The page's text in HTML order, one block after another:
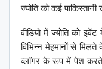
ज्योति को कई
वीडियो में ज्योति को
विभिन्न मेहमानों से
व्लॉगर के रूप में पेश